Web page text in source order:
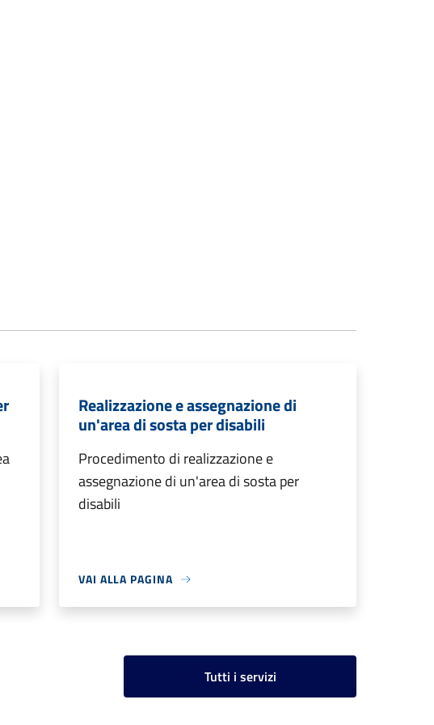
Realizzazione e assegnazione di
un'area di sosta per disabili
Procedimento di realizzazione e
assegnazione di un'area di sosta per
disabili
VAI ALLA PAGINA
Tutti i servizi